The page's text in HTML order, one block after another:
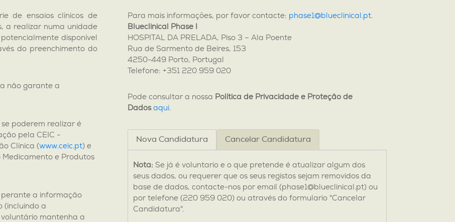
de ensaios clínicos de
a realizar numa unidade
disponível
do preenchimento do
não garante a
poderem realizar é
pela CEIC -
Clínica (www.ceic.pt) e
Medicamento e Produtos
perante a informação
(incluindo a
mantenha a
Para mais informações, por favor contacte: phase1@blueclinical.pt.
Blueclinical Phase I
HOSPITAL DA PRELADA, Piso 3 – Ala Poente
Rua de Sarmento de Beires, 153
4250-449 Porto, Portugal
Telefone: +351 220 959 020
Pode consultar a nossa Política de Privacidade e Proteção de
Dados aqui.
Nova Candidatura Cancelar Candidatura
Nota: Se já é voluntario e o que pretende é atualizar algum dos
seus dados, ou requerer que os seus registos sejam removidos da
base de dados, contacte-nos por email (phase1@blueclinical.pt) ou
por telefone (220 959 020) ou através do formulario "Cancelar
Candidatura".